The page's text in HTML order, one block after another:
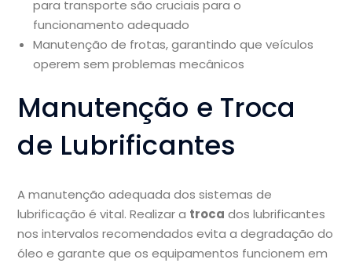
para transporte são cruciais para o
funcionamento adequado
Manutenção de frotas, garantindo que veículos
operem sem problemas mecânicos
Manutenção e Troca
de Lubrificantes
A manutenção adequada dos sistemas de
lubrificação é vital. Realizar a troca dos lubrificantes
nos intervalos recomendados evita a degradação do
óleo e garante que os equipamentos funcionem em